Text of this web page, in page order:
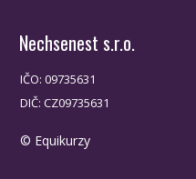
Nechsenest s.r.o.
IČO: 09735631
DIČ: CZ09735631
© Equikurzy